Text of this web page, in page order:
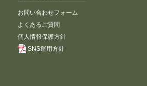
お問い合わせフォーム
よくあるご質問
個人情報保護方針
SNS運用方針